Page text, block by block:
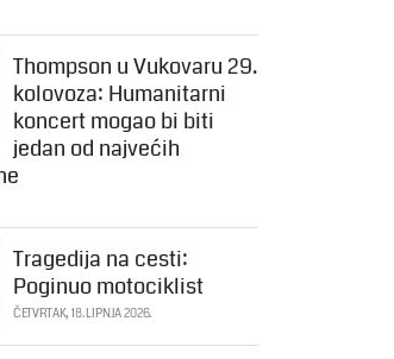
Thompson u Vukovaru 29.
kolovoza: Humanitarni
koncert mogao bi biti
jedan od najvećih
Tragedija na cesti:
Poginuo motociklist
ČETVRTAK, 18. LIPNJA 2026.